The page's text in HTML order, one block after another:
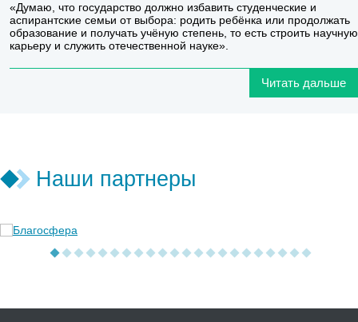
«Думаю, что государство должно избавить студенческие и
аспирантские семьи от выбора: родить ребёнка или продолжать
образование и получать учёную степень, то есть строить научную
карьеру и служить отечественной науке».
Читать дальше
Наши партнеры